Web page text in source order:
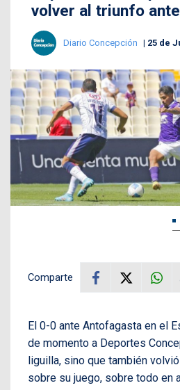
volver al triunfo
Diario Concepción 25 de
Comparte
El 0-0 ante Antofagasta en el
de momento a Deportes
liguilla, sino que también
sobre su juego, sobre todo en